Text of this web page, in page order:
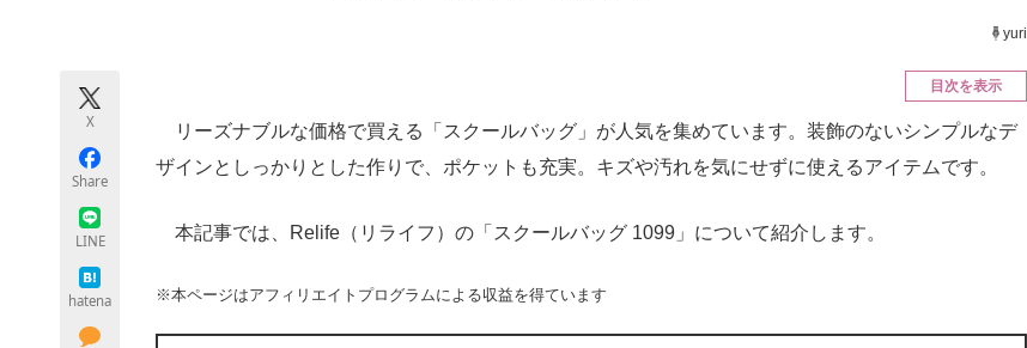
yuri
X
Share
LINE
hatena
目次を表示
リーズナブルな価格で買える「スクールバッグ」が人気を集めています。装飾のないシンプルなデ
ザインとしっかりとした作りで、ポケットも充実。キズや汚れを気にせずに使えるアイテムです。
本記事では、Relife（リライフ）の「スクールバッグ 1099」について紹介します。
※本ページはアフィリエイトプログラムによる収益を得ています